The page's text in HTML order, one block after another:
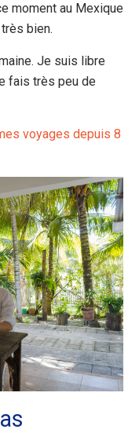
moment au Mexique
bien.
Je suis libre
fais très peu de
voyages depuis 8